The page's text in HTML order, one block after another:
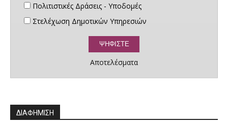
Πολιτιστικές Δράσεις - Υποδομές
Στελέχωση Δημοτικών Υπηρεσιών
Αποτελέσματα
ΔΙΑΦΗΜΙΣΗ